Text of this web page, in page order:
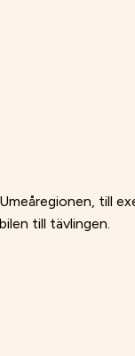
till
till tävlingen.